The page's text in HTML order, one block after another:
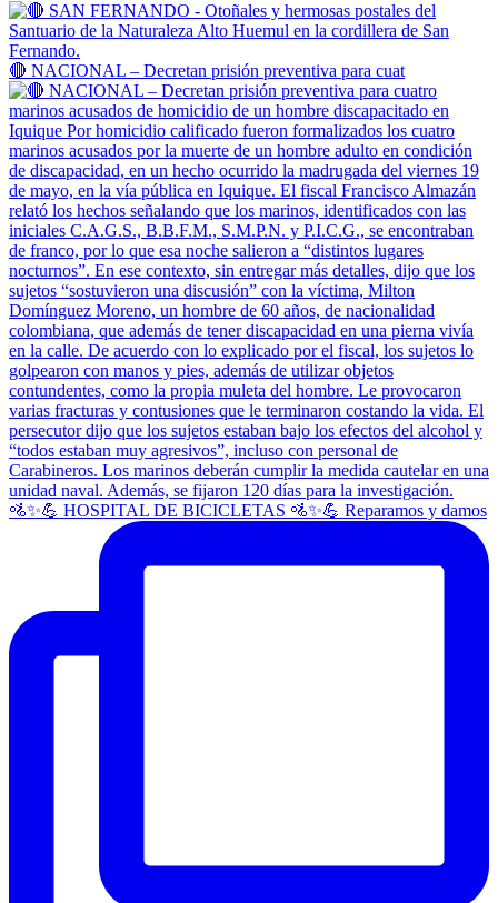
🔴 NACIONAL – Decretan prisión preventiva para cuat
🚵✨💪 HOSPITAL DE BICICLETAS 🚵✨💪 Reparamos y damos